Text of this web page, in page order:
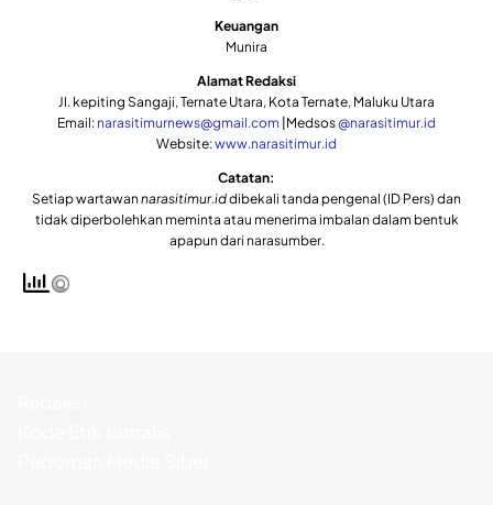
Keuangan
Munira
Alamat Redaksi
Jl. kepiting Sangaji, Ternate Utara, Kota Ternate, Maluku Utara
Email: narasitimurnews@gmail.com |Medsos@narasitimur.id
Website:www.narasitimur.id
Catatan:
Setiap wartawan narasitimur.iddibekali tanda pengenal (ID Pers) dan
tidak diperbolehkan meminta atau menerima imbalan dalam bentuk
apapun dari narasumber.